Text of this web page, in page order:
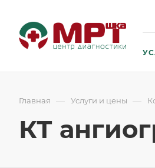
Главная — Услуги и цены —
КТ